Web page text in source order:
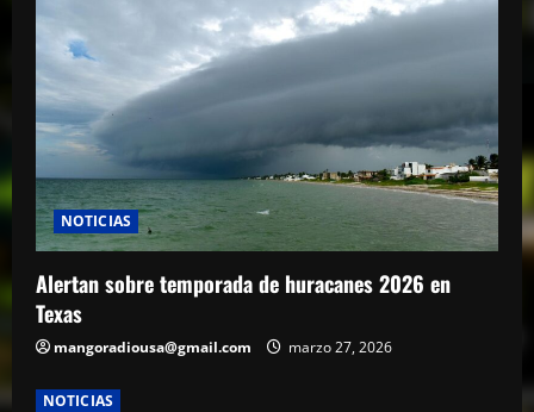
NOTICIAS
Alertan sobre temporada de huracanes 2026 en
Texas
mangoradiousa@gmail.com marzo 27, 2026
NOTICIAS